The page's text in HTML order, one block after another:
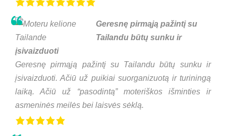
Geresnę pirmąją pažintį su
Tailandu būtų sunku ir
įsivaizduoti
Geresnę pirmąją pažintį su Tailandu būtų sunku ir
įsivaizduoti. Ačiū už puikiai suorganizuotą ir turiningą
laiką. Ačiū už “pasodintą” moteriškos išminties ir
asmeninės meilės bei laisvės sėklą.